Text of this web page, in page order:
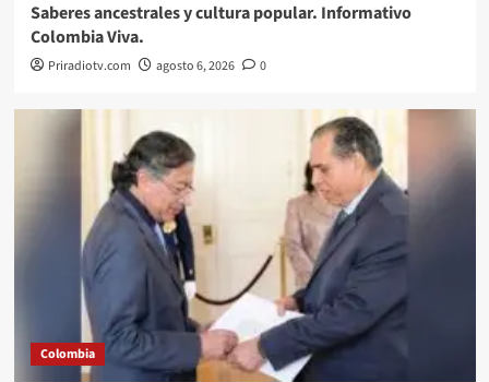
Saberes ancestrales y cultura popular. Informativo
Colombia Viva.
Priradiotv.com agosto 6, 2026 0
Colombia